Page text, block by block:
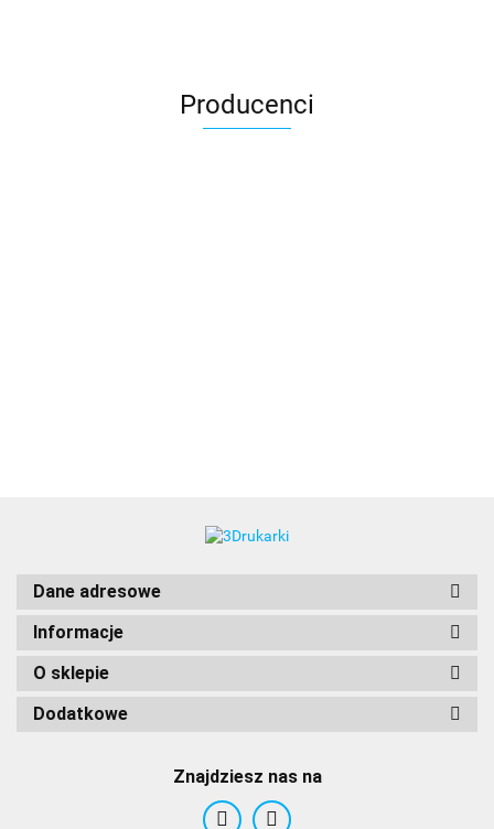
Producenci
Dane adresowe
Informacje
O sklepie
Dodatkowe
Znajdziesz nas na